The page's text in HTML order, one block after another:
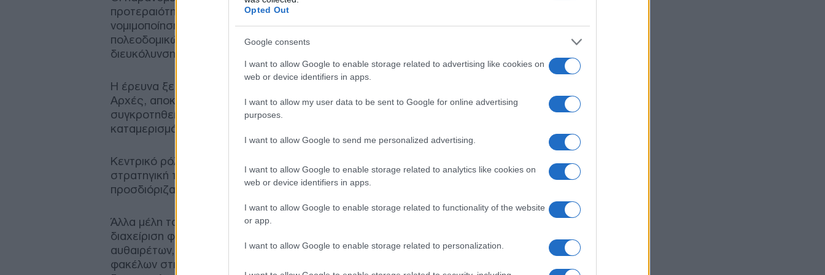
Opted Out
Google consents
I want to allow Google to enable storage related to advertising like cookies on
web or device identifiers in apps.
I want to allow my user data to be sent to Google for online advertising
purposes.
I want to allow Google to send me personalized advertising.
I want to allow Google to enable storage related to analytics like cookies on
web or device identifiers in apps.
I want to allow Google to enable storage related to functionality of the website
or app.
I want to allow Google to enable storage related to personalization.
προτεραιότητα ή κατά παράβαση των προβλεπόμενων διαδικασιών, τη
νομιμοποίηση ή τακτοποίηση αυθαίρετων κατασκευών, τη μείωση
πολεοδομικών προστίμων, την έκδοση θετικών γνωμοδοτήσεων, καθώς και τη
διευκόλυνση εκκρεμών φακέλων.
Η έρευνα ξεκίνησε έπειτα από καταγγελίες πολιτών και, σύμφωνα με τις
Αρχές, αποκάλυψε ότι τουλάχιστον από τον Οκτώβριο του 2025 είχε
συγκροτηθεί οργανωμένο δίκτυο με σαφή ιεραρχία, διακριτούς ρόλους και
καταμερισμό αρμοδιοτήτων.
Κεντρικό ρόλο φέρονται να είχαν δύο πρόσωπα, τα οποία καθόριζαν τη
στρατηγική της οργάνωσης, διαχειρίζονταν το δίκτυο επαφών και
προσδιόριζαν το ύψος των χρηματικών απαιτήσεων ανά περίπτωση.
Άλλα μέλη του κυκλώματος αναλάμβαναν εξειδικευμένες αποστολές, όπως τη
διαχείριση φακέλων οικοδομικών αδειών, την παρέμβαση σε υποθέσεις
αυθαιρέτων, την παροχή τεχνικών κατευθύνσεων για την προσαρμογή
φακέλων στις απαιτούμενες διαδικασίες, καθώς και τη διευκόλυνση
αεράμυνα — «Εφιάλτης» για το Κίεβο
οι ρωσικοί βαλλιστικοί πύραυλοι
ΤΟΥΡΚΙΑ
Τουρκικός Τύπος: Γιατί οι Τούρκοι
προτιμούν μαζικά τα ελληνικά νησιά —
τιμές
ΠΟΛΙΤΙΚΗ
07/08/26 - 19:43
Ισραηλινού πρέσβη Νόαμ Κατζ στην
07/08/26 - 19:29
«Εμφύλιος» στο κόμμα Καρυστιανού -